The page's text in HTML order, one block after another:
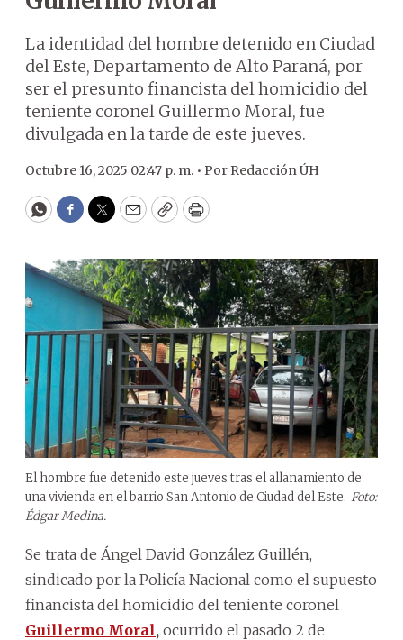
La identidad del hombre detenido en Ciudad
del Este, Departamento de Alto Paraná, por
ser el presunto financista del homicidio del
teniente coronel Guillermo Moral, fue
divulgada en la tarde de este jueves.
Octubre 16, 2025 02:47 p. m. • Por Redacción ÚH
WhatsApp
Facebook
Twitter
EmailCopyPrint
El hombre fue detenido este jueves tras el allanamiento de
una vivienda en el barrio San Antonio de Ciudad del Este. Foto:
Édgar Medina.
Se trata de Ángel David González Guillén,
sindicado por la Policía Nacional como el supuesto
financista del homicidio del teniente coronel
Guillermo Moral, ocurrido el pasado 2 de